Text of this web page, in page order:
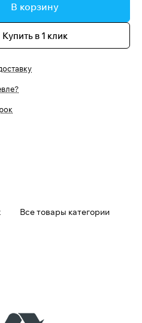
В корзину
Купить в 1 клик
Все товары категории